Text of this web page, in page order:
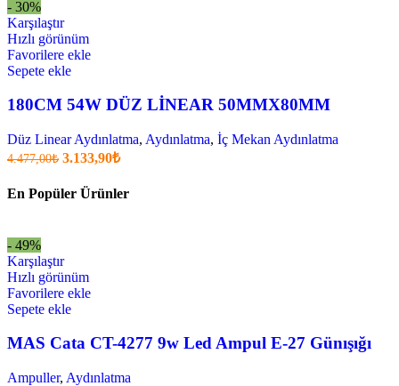
- 30%
Karşılaştır
Hızlı görünüm
Favorilere ekle
Sepete ekle
180CM 54W DÜZ LİNEAR 50MMX80MM
Düz Linear Aydınlatma, Aydınlatma, İç Mekan Aydınlatma
4.477,00₺ Orijinal
4.477,00₺.
3.133,90₺Şu
En Popüler Ürünler
- 49%
Karşılaştır
Hızlı görünüm
Favorilere ekle
Sepete ekle
MAS Cata CT-4277 9w Led Ampul E-27 Günışığı
Ampuller, Aydınlatma